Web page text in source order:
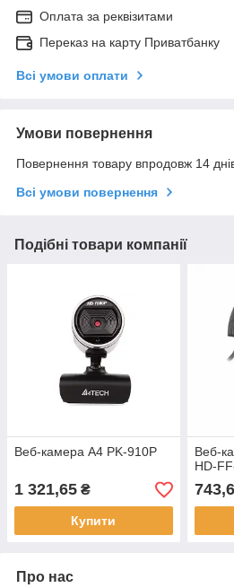
Оплата за реквізитами
Переказ на карту Приватбанку
Всі умови оплати
Умови повернення
Повернення товару впродовж 14
Всі умови повернення
Подібні товари компанії
Веб-камера A4 PK-910P
1 321,65 ₴
Купити
Веб-
HD-
Про нас